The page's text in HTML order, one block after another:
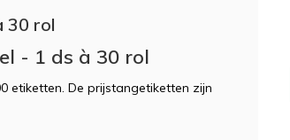
30 rol
- 1 ds à 30 rol
etiketten. De prijstangetiketten zijn